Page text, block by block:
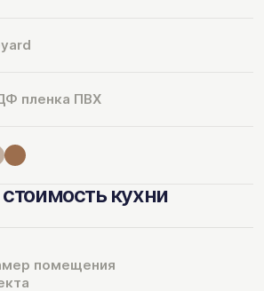
пленка ПВХ
кухни
помещения